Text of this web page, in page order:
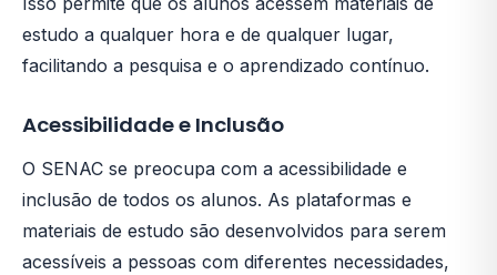
estudo a qualquer hora e de qualquer lugar,
facilitando a pesquisa e o aprendizado contínuo.
Acessibilidade e Inclusão
O SENAC se preocupa com a acessibilidade e
inclusão de todos os alunos. As plataformas e
materiais de estudo são desenvolvidos para serem
acessíveis a pessoas com diferentes necessidades,